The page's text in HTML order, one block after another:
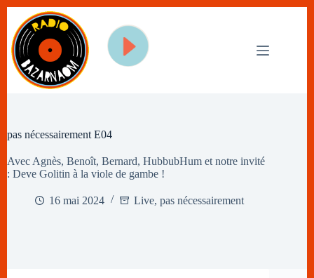
Passer
contenu
pas nécessairement E04
Avec Agnès, Benoît, Bernard, HubbubHum et notre invité
: Deve Golitin à la viole de gambe !
16 mai 2024 Live, pas nécessairement